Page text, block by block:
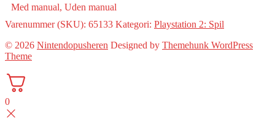
Med manual, Uden manual
Varenummer (SKU): 65133 Kategori: Playstation 2: Spil
© 2026 Nintendopusheren Designed by Themehunk WordPress
Theme
0